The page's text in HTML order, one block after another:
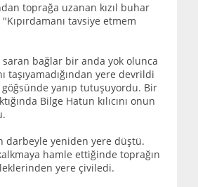
toprağa uzanan kızıl buhar
tavsiye etmem
bağlar bir anda yok olunca
taşıyamadığından yere devrildi
yanıp tutuşuyordu. Bir
Bilge Hatun kılıcını onun
darbeyle yeniden yere düştü.
hamle ettiğinde toprağın
yere çiviledi.